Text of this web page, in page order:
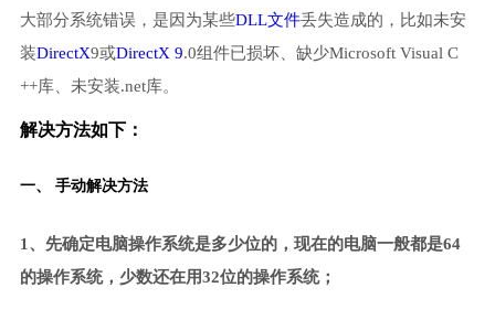
大部分系统错误，是因为某些DLL文件丢失造成的，比如未安
装DirectX9或DirectX 9.0组件已损坏、缺少Microsoft Visual C
++库、未安装.net库。
解决方法如下：
一、 手动解决方法
1、先确定电脑操作系统是多少位的，现在的电脑一般都是64
的操作系统，少数还在用32位的操作系统；